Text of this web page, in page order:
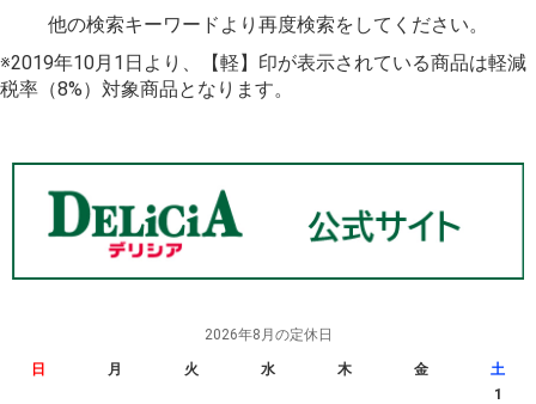
他の検索キーワードより再度検索をしてください。
※2019年10月1日より、【軽】印が表示されている商品は軽減
税率（8%）対象商品となります。
2026年8月の定休日
日 月 火 水 木 金
土
1